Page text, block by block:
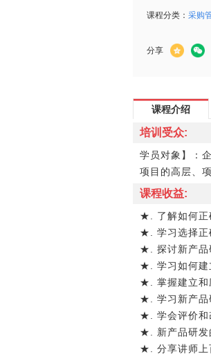
课程分类： 采购
分享
课程介绍
培训受众:
学员对象】：
项目的高层、
课程收益:
★. 了解如何正
★. 学习选择正
★. 探讨新产品
★. 学习如何建
★. 掌握建立和
★. 学习新产品
★. 学会评价和
★. 新产品研发
★. 分享讲师上